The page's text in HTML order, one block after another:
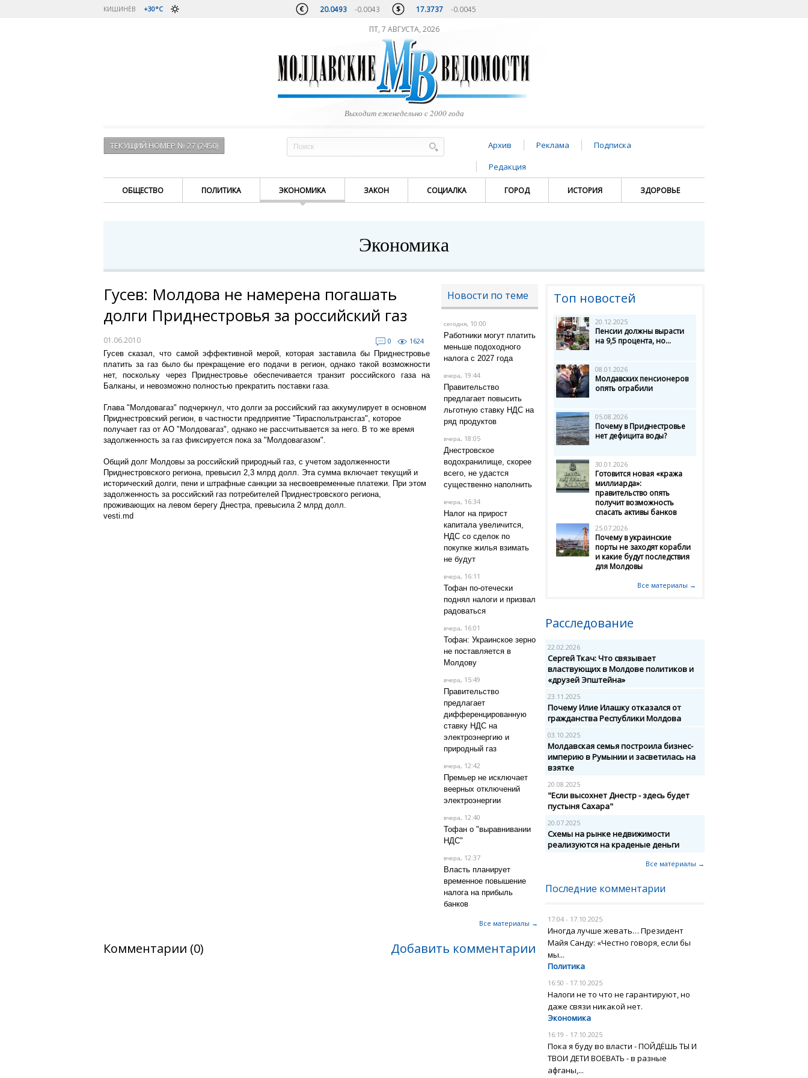
КИШИНЁВ +30°C 20.0493 -0.0043 17.3737 -0.0045
ПТ, 7 АВГУСТА, 2026
Выходит еженедельно с 2000 года
ТЕКУЩИЙ НОМЕР № 27 (2450) Архив Реклама
Подписка
Редакция
ОБЩЕСТВО ПОЛИТИКА ЭКОНОМИКА ЗАКОН СОЦИАЛКА ГОРОД ИСТОРИЯ ЗДОРОВЬЕ
Экономика
Гусев: Молдова не намерена погашать
долги Приднестровья за российский газ
01.06.2010 0
1624
Гусев сказал, что самой эффективной мерой, которая заставила бы Приднестровье
платить за газ было бы прекращение его подачи в регион, однако такой возможности
нет, поскольку через Приднестровье обеспечивается транзит российского газа на
Балканы, и невозможно полностью прекратить поставки газа.
Глава "Молдовагаз" подчеркнул, что долги за российский газ аккумулирует в основном
Приднестровский регион, в частности предприятие "Тираспольтрансгаз", которое
получает газ от АО "Молдовагаз", однако не рассчитывается за него. В то же время
задолженность за газ фиксируется пока за "Молдовагазом".
Общий долг Молдовы за российский природный газ, с учетом задолженности
Приднестровского региона, превысил 2,3 млрд долл. Эта сумма включает текущий и
исторический долги, пени и штрафные санкции за несвоевременные платежи. При этом
задолженность за российский газ потребителей Приднестровского региона,
проживающих на левом берегу Днестра, превысила 2 млрд долл.
vesti.md
Новости по теме
сегодня, 10:00
Работники могут платить
меньше подоходного
налога с 2027 года
вчера, 19:44
Правительство
предлагает повысить
льготную ставку НДС на
ряд продуктов
вчера, 18:05
Днестровское
водохранилище, скорее
всего, не удастся
существенно наполнить
вчера, 16:34
Налог на прирост
капитала увеличится,
НДС со сделок по
покупке жилья взимать
не будут
вчера, 16:11
Тофан по-отечески
поднял налоги и призвал
радоваться
вчера, 16:01
Тофан: Украинское зерно
не поставляется в
Молдову
вчера, 15:49
Правительство
предлагает
дифференцированную
ставку НДС на
электроэнергию и
природный газ
вчера, 12:42
Премьер не исключает
веерных отключений
электроэнергии
вчера, 12:40
Тофан о "выравнивании
НДС"
вчера, 12:37
Власть планирует
временное повышение
налога на прибыль
банков
Все материалы →
Комментарии (0) Добавить комментарии
Топ новостей
20.12.2025
Пенсии должны вырасти
на 9,5 процента, но...
08.01.2026
Молдавских пенсионеров
опять ограбили
05.08.2026
Почему в Приднестровье
нет дефицита воды?
30.01.2026
Готовится новая «кража
миллиарда»:
правительство опять
получит возможность
спасать активы банков
25.07.2026
Почему в украинские
порты не заходят корабли
и какие будут последствия
для Молдовы
Все материалы →
Расследование
22.02.2026
Сергей Ткач: Что связывает
властвующих в Молдове политиков и
«друзей Эпштейна»
23.11.2025
Почему Илие Илашку отказался от
гражданства Республики Молдова
03.10.2025
Молдавская семья построила бизнес-
империю в Румынии и засветилась на
взятке
20.08.2025
"Если высохнет Днестр - здесь будет
пустыня Сахара"
20.07.2025
Схемы на рынке недвижимости
реализуются на краденые деньги
Все материалы →
Последние комментарии
17:04 - 17.10.2025
Иногда лучше жевать… Президент
Майя Санду: «Честно говоря, если бы
мы...
Политика
16:50 - 17.10.2025
Налоги не то что не гарантируют, но
даже связи никакой нет.
Экономика
16:19 - 17.10.2025
Пока я буду во власти - ПОЙДЁШЬ ТЫ И
ТВОИ ДЕТИ ВОЕВАТЬ - в разные
афганы,...